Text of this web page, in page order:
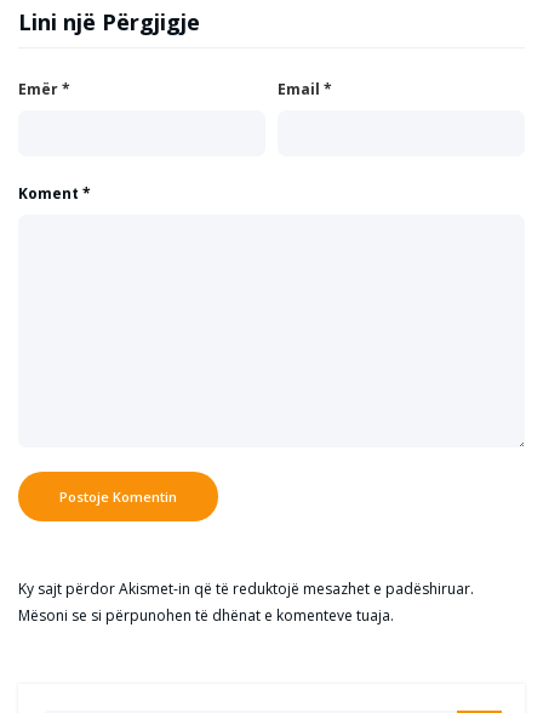
Lini një Përgjigje
Emër* Email *
Koment *
Ky sajt përdor Akismet-in që të reduktojë mesazhet e padëshiruar.
Mësoni se si përpunohen të dhënat e komenteve tuaja.